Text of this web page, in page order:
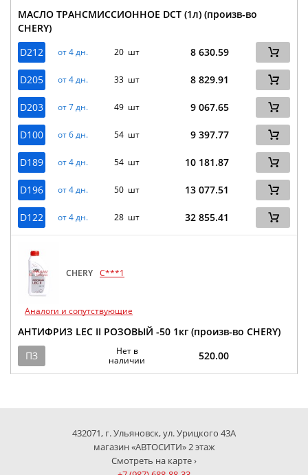
МАСЛО ТРАНСМИССИОННОЕ DCT (1л) (произв-во
CHERY)
D212
от 4 дн. 20 шт 8 630.59
D205 от 4 дн. 33 шт 8 829.91
D203 от 7 дн. 49 шт 9 067.65
D100 от 6 дн. 54 шт 9 397.77
D189 от 4 дн. 54 шт 10 181.87
D196 от 4 дн. 50 шт 13 077.51
D122 от 4 дн. 28 шт 32 855.41
CHERY C***1
Аналоги и сопутствующие
АНТИФРИЗ LEC II РОЗОВЫЙ -50 1кг (произв-во CHERY)
ПЗ
Нет в
наличии
520.00
432071, г. Ульяновск, ул. Урицкого 43А
магазин «АВТОСИТИ» 2 этаж
Смотреть на карте ›